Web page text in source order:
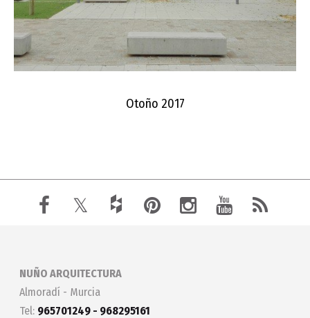
Otoño 2017
NUÑO ARQUITECTURA
Almoradí - Murcia
Tel: 965701249 - 968295161